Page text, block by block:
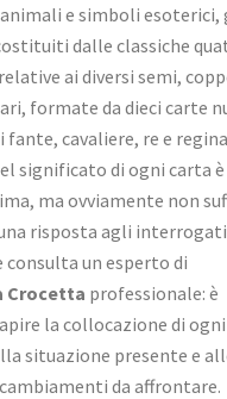
e simboli esoterici,
dalle classiche
ai diversi semi,
formate da dieci carte
fante, cavaliere, re e
significato di ogni carta è
ma ovviamente non
risposta agli
un esperto di
Crocetta professionale: è
la collocazione di
situazione presente e
da affrontare.